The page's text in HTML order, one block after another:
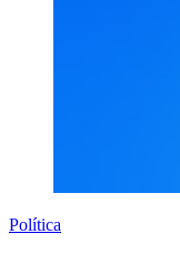
Política